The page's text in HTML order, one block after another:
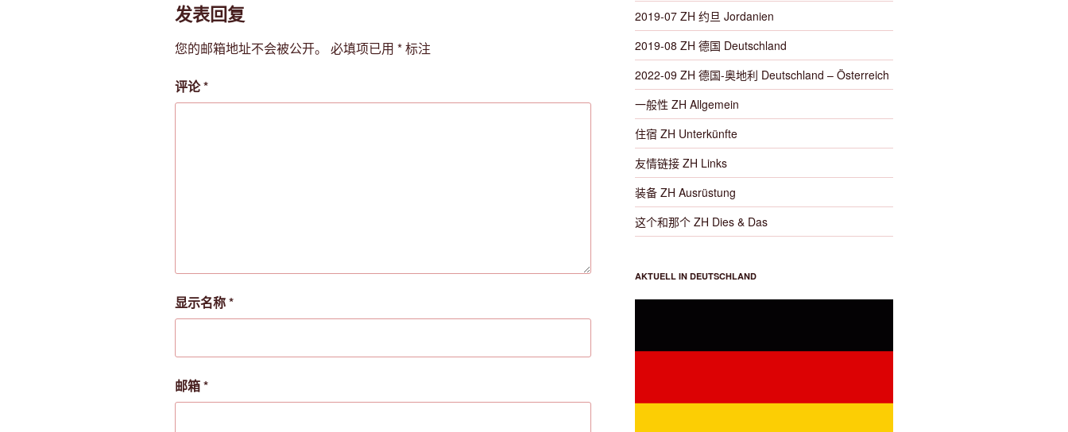
发表回复
您的邮箱地址不会被公开。 必填项已用 *标注
评论*
显示名称*
邮箱*
2019-07 ZH 约旦 Jordanien
2019-08 ZH 德国 Deutschland
2022-09 ZH 德国-奥地利 Deutschland – Österreich
一般性 ZH Allgemein
住宿 ZH Unterkünfte
友情链接 ZH Links
装备 ZH Ausrüstung
这个和那个 ZH Dies & Das
AKTUELL IN DEUTSCHLAND